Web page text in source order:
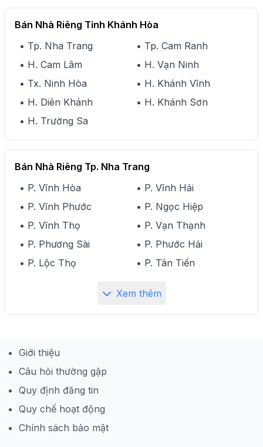
Bán Nhà Riêng Tỉnh Khánh Hòa
• Tp. Nha Trang
• Tp. Cam Ranh
• H. Cam Lâm
• H. Vạn Ninh
• Tx. Ninh Hòa
• H. Khánh Vĩnh
• H. Diên Khánh
• H. Khánh Sơn
• H. Trường Sa
Bán Nhà Riêng Tp. Nha Trang
• P. Vĩnh Hòa
• P. Vĩnh Hải
• P. Vĩnh Phước
• P. Ngọc Hiệp
• P. Vĩnh Thọ
• P. Vạn Thạnh
• P. Phương Sài
• P. Phước Hải
• P. Lộc Thọ
• P. Tân Tiến
Xem thêm
Giới thiệu
Câu hỏi thường gặp
Quy định đăng tin
Quy chế hoạt động
Chính sách bảo mật